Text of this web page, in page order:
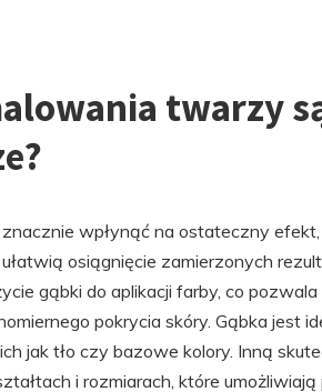
twarzy
wpłynąć na ostateczny
osiągnięcie zamierzonych
gąbki do aplikacji farby, co
pokrycia skóry. Gąbka jest
jak tło czy bazowe kolory. Inną
i rozmiarach, które